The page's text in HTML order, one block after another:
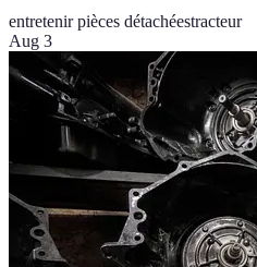
entretenir pièces détachéestracteur
Aug 3